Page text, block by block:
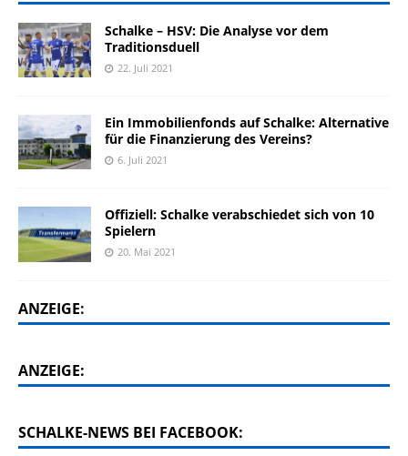
Schalke – HSV: Die Analyse vor dem
Traditionsduell
22. Juli 2021
Ein Immobilienfonds auf Schalke: Alternative
für die Finanzierung des Vereins?
6. Juli 2021
Offiziell: Schalke verabschiedet sich von 10
Spielern
20. Mai 2021
ANZEIGE:
ANZEIGE:
SCHALKE-NEWS BEI FACEBOOK: